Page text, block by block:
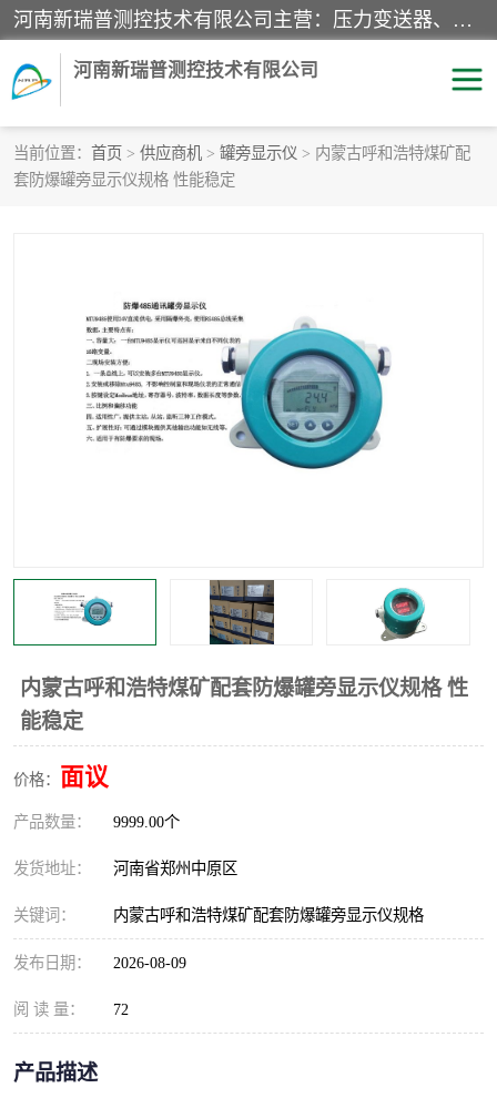
河南新瑞普测控技术有限公司主营：压力变送器、液位变送器、差压变送器、雷达料位计、电容物位计、温度显示控制仪表、电量变送器、流量计、工业自动化系统成套设备。
河南新瑞普测控技术有限公司
当前位置： 首页 > 供应商机 > 罐旁显示仪 > 内蒙古呼和浩特煤矿配
套防爆罐旁显示仪规格 性能稳定
内蒙古呼和浩特煤矿配套防爆罐旁显示仪规格 性
能稳定
价格： 面议
产品数量： 9999.00个
发货地址： 河南省郑州中原区
关键词： 内蒙古呼和浩特煤矿配套防爆罐旁显示仪规格
发布日期： 2026-08-09
阅 读 量： 72
产品描述
霍尼韦尔压力变送器
液位变送器
标准型工业压力变送器 罐旁显示仪
差压变送器 温度传感器变送器
电容物位计